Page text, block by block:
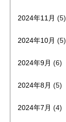
2024年11月 (5)
2024年10月 (5)
2024年9月 (6)
2024年8月 (5)
2024年7月 (4)